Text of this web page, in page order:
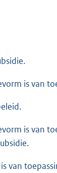
is van
is van
van